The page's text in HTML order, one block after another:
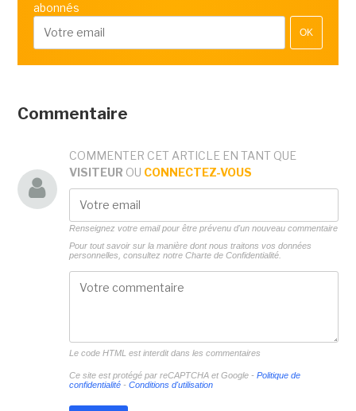
abonnés
OK
Commentaire
COMMENTER CET ARTICLE EN TANT QUE
VISITEUR OU CONNECTEZ-VOUS
Renseignez votre email pour être prévenu d'un nouveau commentaire
Pour tout savoir sur la manière dont nous traitons vos données
personnelles, consultez notre Charte de Confidentialité.
Le code HTML est interdit dans les commentaires
Ce site est protégé par reCAPTCHA et Google - Politique de
confidentialité- Conditions d'utilisation